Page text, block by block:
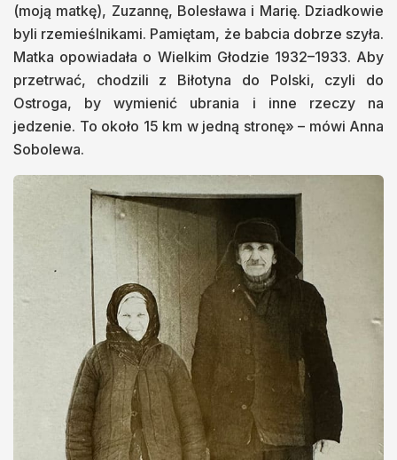
(moją matkę), Zuzannę, Bolesława i Marię. Dziadkowie
byli rzemieślnikami. Pamiętam, że babcia dobrze szyła.
Matka opowiadała o Wielkim Głodzie 1932–1933. Aby
przetrwać, chodzili z Biłotyna do Polski, czyli do
Ostroga, by wymienić ubrania i inne rzeczy na
jedzenie. To około 15 km w jedną stronę» – mówi Anna
Sobolewa.